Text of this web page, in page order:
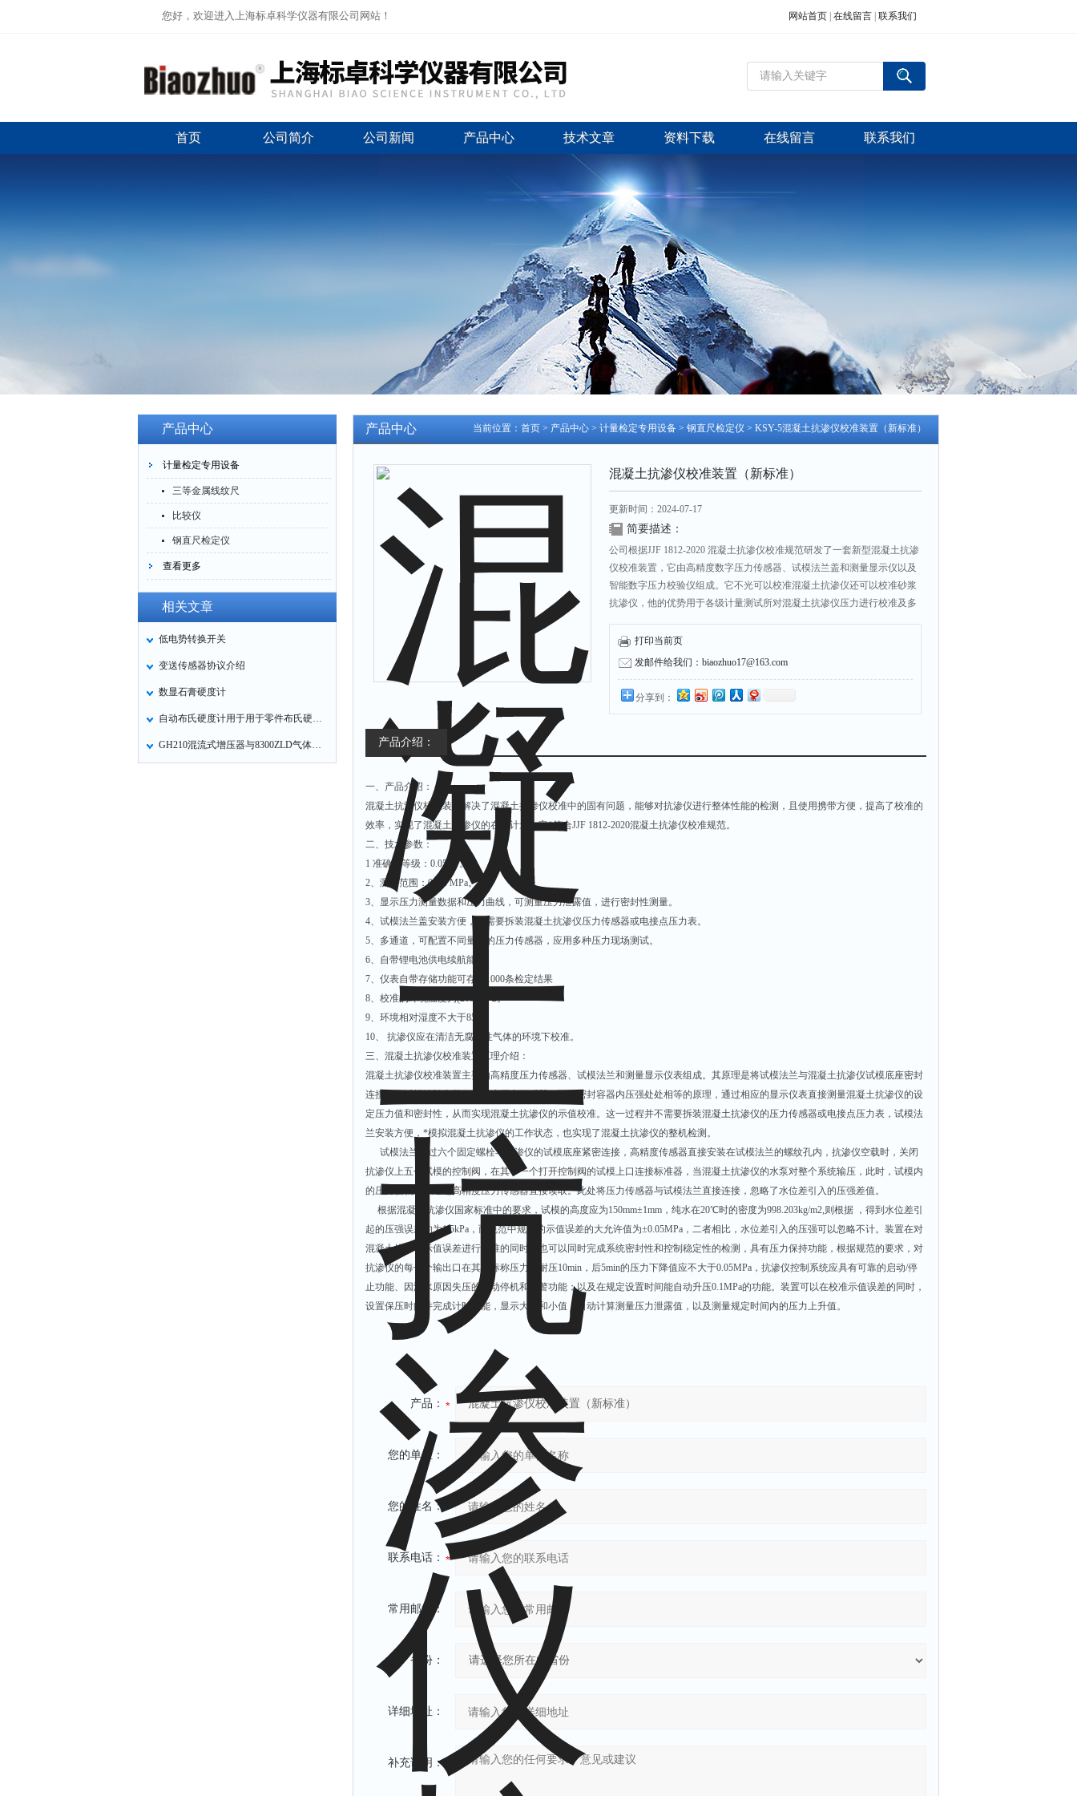
您好，欢迎进入上海标卓科学仪器有限公司网站！ 网站首页 在线留言 联系我们
首页 公司简介 公司新闻 产品中心 技术文章 资料下载 在线留言 联系我们
产品中心
计量检定专用设备
三等金属线纹尺
比较仪
钢直尺检定仪
查看更多
相关文章
低电势转换开关
变送传感器协议介绍
数显石膏硬度计
自动布氏硬度计用于用于零件布氏硬度值的自动
GH210混流式增压器与8300ZLD气体机增压匹配的试验研究
当前位置： 首页 > 产品中心 > 计量检定专用设备 > 钢直尺检定仪 > KSY-5混凝土抗渗仪校准装置（新标准）
产品中心
混凝土抗渗仪校准装置（新标准）
更新时间：2024-07-17
简要描述：
公司根据JJF 1812-2020 混凝土抗渗仪校准规范研发了一套新型混凝土抗渗
仪校准装置，它由高精度数字压力传感器、试模法兰盖和测量显示仪以及
智能数字压力校验仪组成。它不光可以校准混凝土抗渗仪还可以校准砂浆
抗渗仪，他的优势用于各级计量测试所对混凝土抗渗仪压力进行校准及多
打印当前页
发邮件给我们：biaozhuo17@163.com
分享到：
产品介绍：
一、产品介绍：
混凝土抗渗仪校准装置解决了混凝土抗渗仪校准中的固有问题，能够对抗渗仪进行整体性能的检测，且使用携带方便，提高了校准的
效率，实现了混凝土抗渗仪的在线计量，它*符合JJF 1812-2020混凝土抗渗仪校准规范。
二、技术参数：
1 准确度等级：0.05级 。
2、测量范围：0～6 MPa。
3、显示压力测量数据和压力曲线，可测量压力泄露值，进行密封性测量。
4、试模法兰盖安装方便，不需要拆装混凝土抗渗仪压力传感器或电接点压力表。
5、多通道，可配置不同量程的压力传感器，应用多种压力现场测试。
6、自带锂电池供电续航能力。
7、仪表自带存储功能可存储1000条检定结果
8、校准的环境温度为(20±10)℃。
9、环境相对湿度不大于85%。
10、 抗渗仪应在清洁无腐蚀性气体的环境下校准。
三、混凝土抗渗仪校准装置原理介绍：
混凝土抗渗仪校准装置主要由高精度压力传感器、试模法兰和测量显示仪表组成。其原理是将试模法兰与混凝土抗渗仪试模底座密封
连接，在试模法兰上装有高精度压力传感器，根据密封容器内压强处处相等的原理，通过相应的显示仪表直接测量混凝土抗渗仪的设
定压力值和密封性，从而实现混凝土抗渗仪的示值校准。这一过程并不需要拆装混凝土抗渗仪的压力传感器或电接点压力表，试模法
兰安装方便，*模拟混凝土抗渗仪的工作状态，也实现了混凝土抗渗仪的整机检测。
试模法兰通过六个固定螺栓与抗渗仪的试模底座紧密连接，高精度传感器直接安装在试模法兰的螺纹孔内，抗渗仪空载时，关闭
抗渗仪上五个试模的控制阀，在其中一个打开控制阀的试模上口连接标准器，当混凝土抗渗仪的水泵对整个系统输压，此时，试模内
的压力值就可以通过高精度压力传感器直接读取。此处将压力传感器与试模法兰直接连接，忽略了水位差引入的压强差值。
根据混凝土抗渗仪国家标准中的要求，试模的高度应为150mm±1mm，纯水在20℃时的密度为998.203kg/m2,则根据 ，得到水位差引
起的压强误差约为1.5kPa，而规范中规定的示值误差的大允许值为±0.05MPa，二者相比，水位差引入的压强可以忽略不计。装置在对
混凝土抗渗仪示值误差进行校准的同时，也可以同时完成系统密封性和控制稳定性的检测，具有压力保持功能，根据规范的要求，对
抗渗仪的每一个输出口在其大标称压力下耐压10min，后5min的压力下降值应不大于0.05MPa，抗渗仪控制系统应具有可靠的启动/停
止功能、因漏水原因失压的自动停机和报警功能；以及在规定设置时间能自动升压0.1MPa的功能。装置可以在校准示值误差的同时，
设置保压时间并完成计时功能，显示大值和小值，自动计算测量压力泄露值，以及测量规定时间内的压力上升值。
产品：
您的单位：
您的姓名：
联系电话：
常用邮箱：
省份：
详细地址：
补充说明：